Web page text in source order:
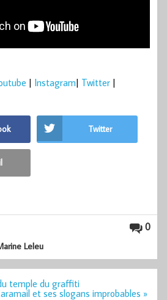
| Instagram| Twitter |
Twitter
0
Leleu
temple du graffiti
et ses slogans improbables »